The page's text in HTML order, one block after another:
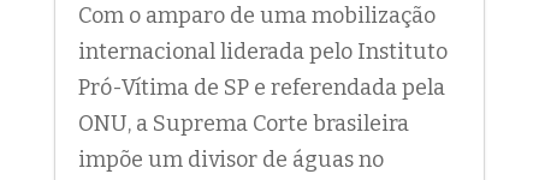
Com o amparo de uma mobilização
internacional liderada pelo Instituto
Pró-Vítima de SP e referendada pela
ONU, a Suprema Corte brasileira
impõe um divisor de águas no